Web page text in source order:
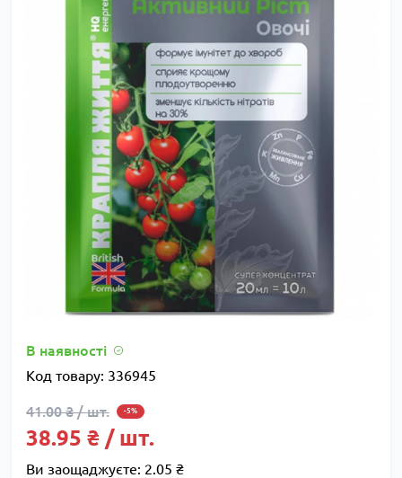
В наявності
Код товару: 336945
41.00 ₴ / шт. -5%
38.95 ₴ / шт.
Ви заощаджуєте: 2.05 ₴